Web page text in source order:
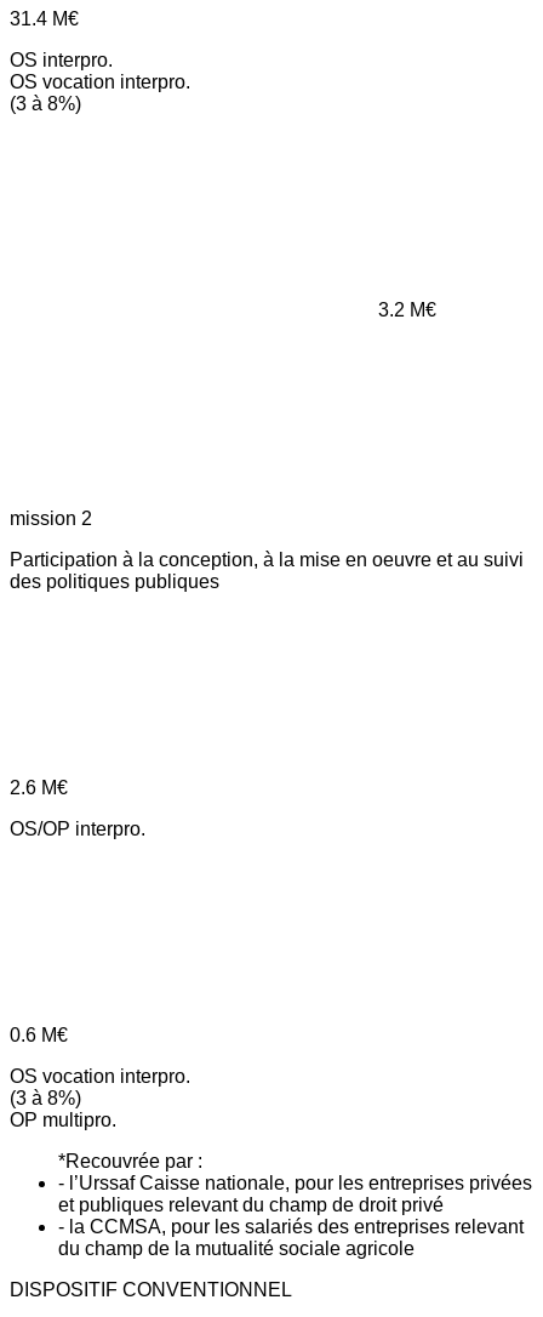
31.4 M€
OS interpro.
OS vocation interpro.
(3 à 8%)
3.2 M€
mission 2
Participation à la conception, à la mise en oeuvre et au suivi
des politiques publiques
2.6 M€
OS/OP interpro.
0.6 M€
OS vocation interpro.
(3 à 8%)
OP multipro.
*Recouvrée par :
- l’Urssaf Caisse nationale, pour les entreprises privées
et publiques relevant du champ de droit privé
- la CCMSA, pour les salariés des entreprises relevant
du champ de la mutualité sociale agricole
DISPOSITIF CONVENTIONNEL